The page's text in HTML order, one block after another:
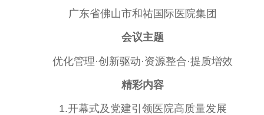
广东省佛山市和祐国际医院集团
会议主题
优化管理·创新驱动·资源整合·提质增效
精彩内容
1.开幕式及党建引领医院高质量发展